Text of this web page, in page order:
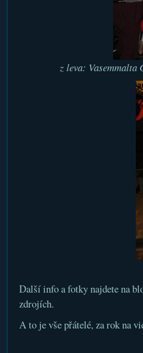
z leva:
Další info a fotky najdete na
zdrojích.
A to je vše přátelé, za rok na